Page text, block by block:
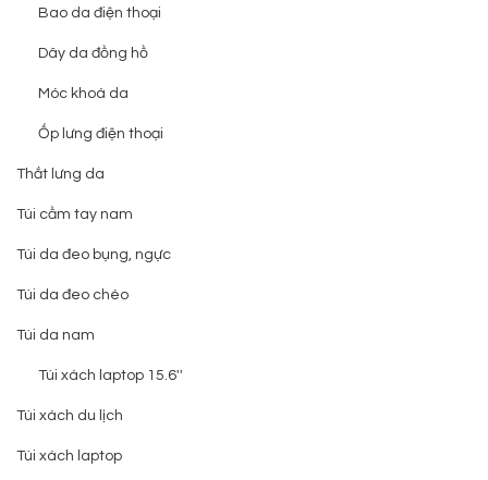
Bao da điện thoại
Dây da đồng hồ
Móc khoá da
Ốp lưng điện thoại
Thắt lưng da
Túi cầm tay nam
Túi da đeo bụng, ngực
Túi da đeo chéo
Túi da nam
Túi xách laptop 15.6''
Túi xách du lịch
Túi xách laptop